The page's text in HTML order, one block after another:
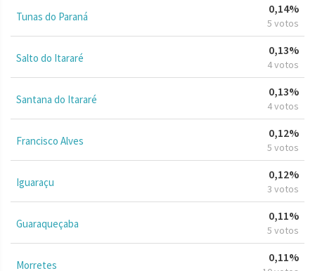
Tunas do Paraná
0,14%
5 votos
Salto do Itararé
0,13%
4 votos
Santana do Itararé
0,13%
4 votos
Francisco Alves
0,12%
5 votos
Iguaraçu
0,12%
3 votos
Guaraqueçaba
0,11%
5 votos
Morretes
0,11%